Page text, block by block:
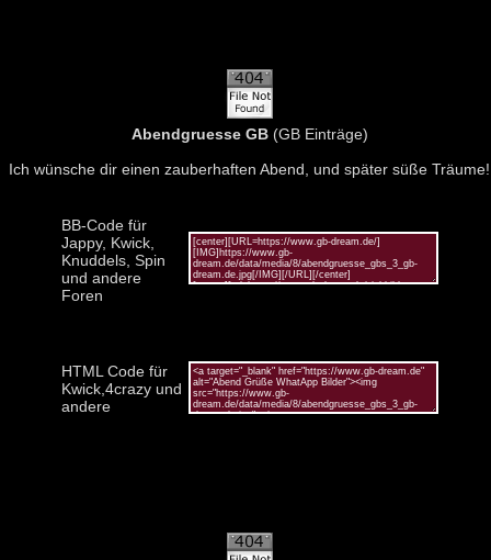
Abendgruesse GB(GB Einträge)
Ich wünsche dir einen zauberhaften Abend, und später süße Träume!
BB-Code für
Jappy, Kwick,
Knuddels, Spin
und andere
Foren
HTML Code für
Kwick,4crazy und
andere